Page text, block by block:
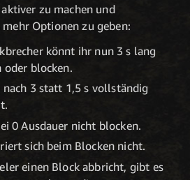
zu machen und
Optionen zu geben:
könnt ihr nun 3 s lang
oder blocken.
nach 3 statt 1,5 s vollständig
0 Ausdauer nicht blocken.
sich beim Blocken nicht.
einen Block abbricht, gibt es